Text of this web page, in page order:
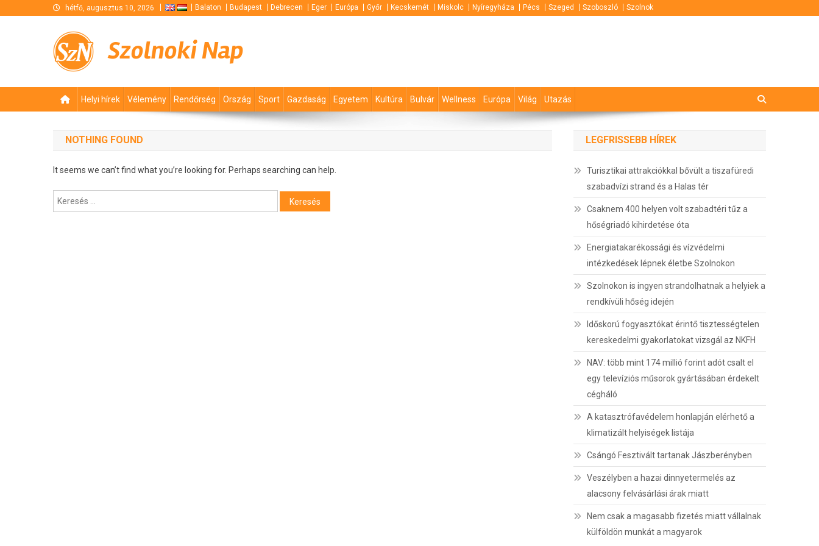
hétfő, augusztus 10, 2026 Balaton Budapest Debrecen Eger Európa Győr Kecskemét Miskolc Nyíregyháza Pécs Szeged Szoboszló Szolnok
Szolnoki Nap
Helyi hírek Vélemény Rendőrség Ország Sport Gazdaság Egyetem Kultúra Bulvár Wellness Európa Világ Utazás
NOTHING FOUND
It seems we can’t find what you’re looking for. Perhaps searching can help.
Keresés:
LEGFRISSEBB HÍREK
Turisztikai attrakciókkal bővült a tiszafüredi
szabadvízi strand és a Halas tér
Csaknem 400 helyen volt szabadtéri tűz a
hőségriadó kihirdetése óta
Energiatakarékossági és vízvédelmi
intézkedések lépnek életbe Szolnokon
Szolnokon is ingyen strandolhatnak a helyiek a
rendkívüli hőség idején
Időskorú fogyasztókat érintő tisztességtelen
kereskedelmi gyakorlatokat vizsgál az NKFH
NAV: több mint 174 millió forint adót csalt el
egy televíziós műsorok gyártásában érdekelt
cégháló
A katasztrófavédelem honlapján elérhető a
klimatizált helyiségek listája
Csángó Fesztivált tartanak Jászberényben
Veszélyben a hazai dinnyetermelés az
alacsony felvásárlási árak miatt
Nem csak a magasabb fizetés miatt vállalnak
külföldön munkát a magyarok